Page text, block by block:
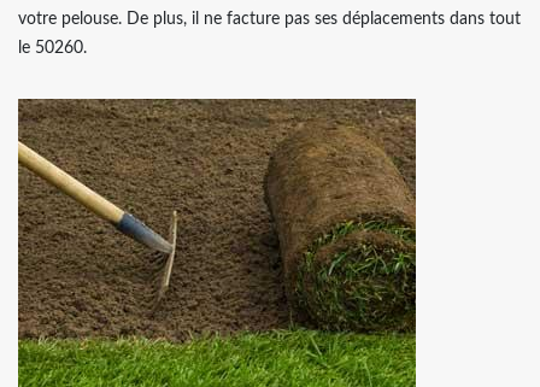
votre pelouse. De plus, il ne facture pas ses déplacements dans tout
le 50260.